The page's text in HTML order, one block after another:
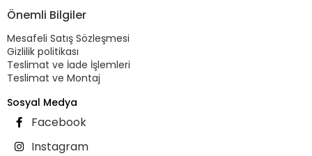
Önemli Bilgiler
Mesafeli Satış Sözleşmesi
Gizlilik politikası
Teslimat ve İade İşlemleri
Teslimat ve Montaj
Sosyal Medya
Facebook
Instagram